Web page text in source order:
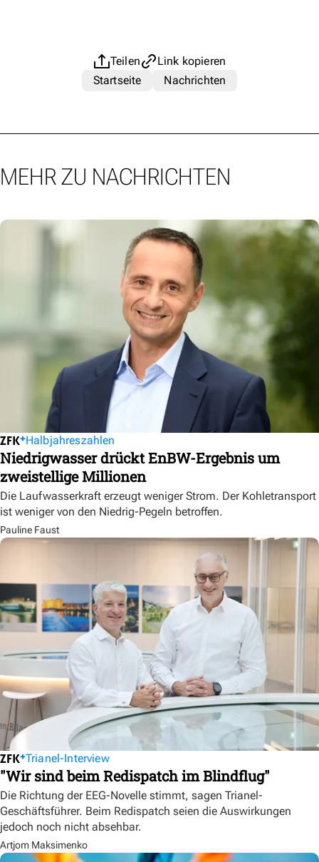
Teilen
Link kopieren
Startseite
Nachrichten
MEHR ZU NACHRICHTEN
Halbjahreszahlen
Niedrigwasser drückt EnBW-Ergebnis um
zweistellige Millionen
Die Laufwasserkraft erzeugt weniger Strom. Der Kohletransport
ist weniger von den Niedrig-Pegeln betroffen.
Pauline Faust
Trianel-Interview
"Wir sind beim Redispatch im Blindflug"
Die Richtung der EEG-Novelle stimmt, sagen Trianel-
Geschäftsführer. Beim Redispatch seien die Auswirkungen
jedoch noch nicht absehbar.
Artjom Maksimenko